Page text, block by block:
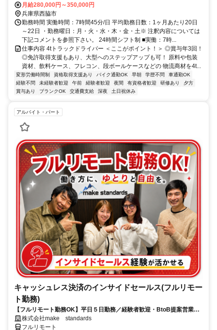
約23分、ＪＲ加古川線 滝（兵庫県）徒歩約35分 西脇市駅から徒歩5
分
月給280,000円～350,000円
兵庫県西脇市
勤務時間 実働時間：7時間45分/日 平均勤務日数：1ヶ月あたり20日
～22日 ・勤務曜日：月・火・水・木・金・土※ 注釈内容については
下記コメントを参照下さい。 24時間シフト制 ■実働：7時...
仕事内容 4tトラックドライバー ＜ここがポイント！＞ ◎賞与年3回！
◎免許取得支援もあり、大型へのステップアップも可！ 原料や包装
資材、飲料ケース、フレコン、段ボールケースなどの 物流商材を4t...
変形労働時間制 資格取得支援あり バイク通勤OK 早朝 学歴不問
車通勤OK
経験不問
未経験者歓迎 午前 経験者歓迎 夜間 有資格者歓迎 研修あり
夕方
賞与あり
ブランクOK 交通費支給 深夜 土日祝休み
アルバイト・パート
キャッシュレス決済のインサイドセールス(フルリモー
ト勤務)
【フルリモート勤務OK】平日５日勤務／経験者歓迎・BtoB提案営業で
スキルアップ
株式会社make standards
フルリモート